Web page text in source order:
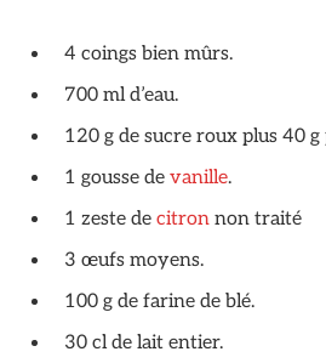
4 coings bien mûrs.
700 ml d’eau.
120 g de sucre roux plus 40
1 gousse de vanille.
1 zeste de citron non traité
3 œufs moyens.
100 g de farine de blé.
30 cl de lait entier.